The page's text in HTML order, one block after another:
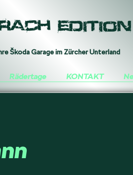
Edition
Škoda Garage im Zürcher Unterland
Rädertage KONTAKT